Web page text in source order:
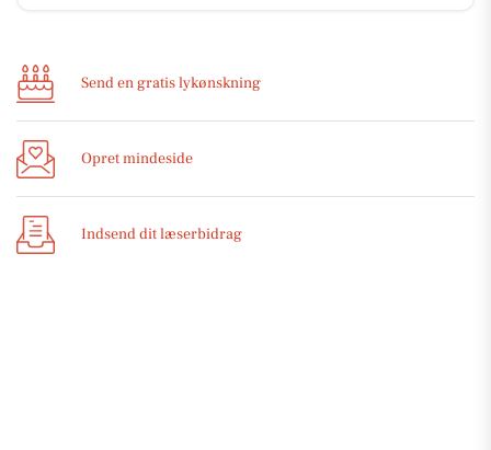
Send en gratis lykønskning
Opret mindeside
Indsend dit læserbidrag